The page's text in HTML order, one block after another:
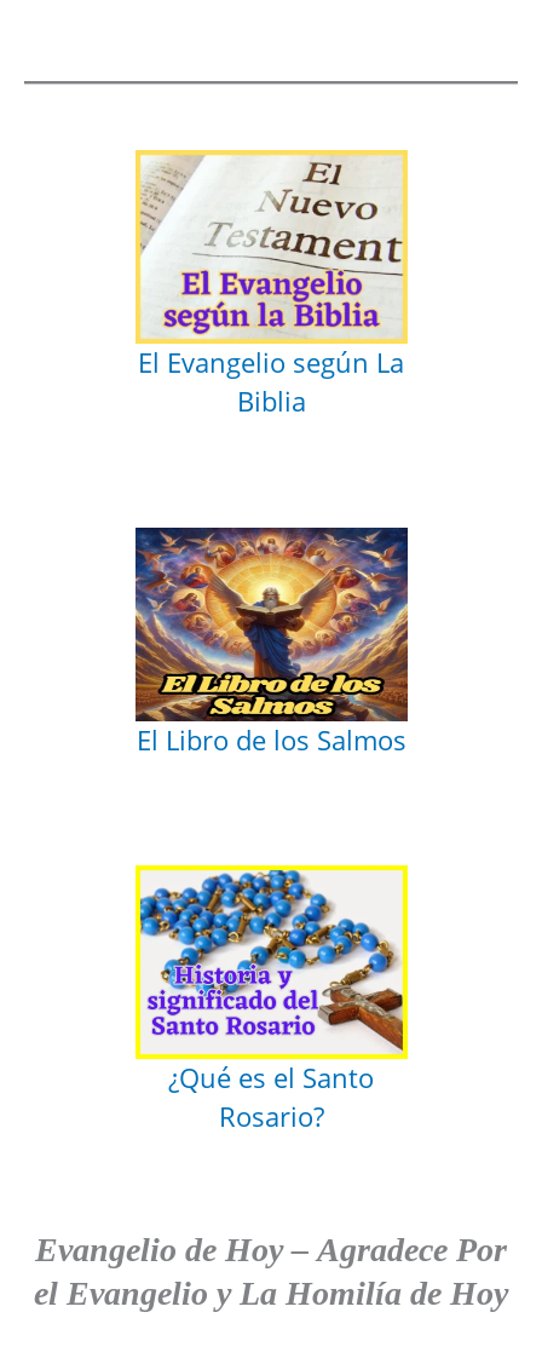
El Evangelio según La
Biblia
El Libro de los Salmos
¿Qué es el Santo
Rosario?
Evangelio de Hoy–Agradece Por
el Evangelio y La Homilía de Hoy